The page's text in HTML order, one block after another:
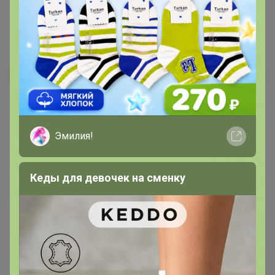
12 октября, 2025 13:37
Бонифаций Автор уже получил заказ!
Nata-sha, витаминные комплексы подходят не 100%
людей. У вас, скорее всего, непереносимость,
передозировка (это хоть и мультики, но дозировка у
них не что попало. (многие мультики настолько слабый
состав, что работают как плацебо) или реакция на
конкретный компонент - например экстракт
мангустина. А может это такая реакция на выведение
токсинов. Это конечно врач на очном приеме должен
посмотреть и сказать, я бы еще рекомендовал сдать
желчь на анализ. Прогнать желчь - это замечательный
детокс, хоть процедура не самая приятная.
11 сентября, 2025 17:15
Эмилия!
Кеды для девочек на сменку